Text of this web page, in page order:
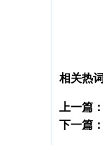
相关热
上一篇：
下一篇：